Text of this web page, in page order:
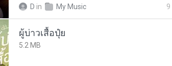
D in My Music
ผู้บ่าวเสื้อปุ๋ย
5.2 MB